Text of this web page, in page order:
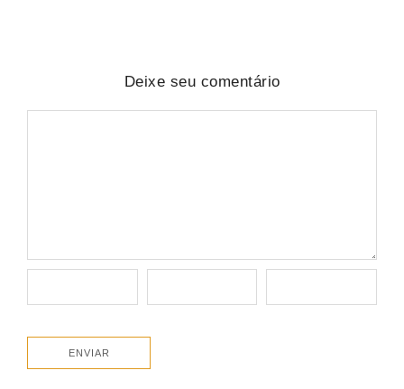
Deixe seu comentário